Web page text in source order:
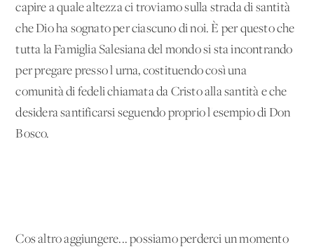
capire a quale altezza ci troviamo sulla strada di santità
che Dio ha sognato per ciascuno di noi. È per questo che
tutta la Famiglia Salesiana del mondo si sta incontrando
per pregare presso l'urna, costituendo così una
comunità di fedeli chiamata da Cristo alla santità e che
desidera santificarsi seguendo proprio l'esempio di Don
Bosco.
Cos'altro aggiungere... possiamo perderci un momento